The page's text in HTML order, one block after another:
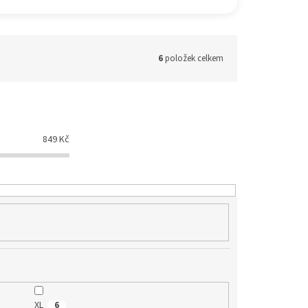
6položek celkem
849Kč
6